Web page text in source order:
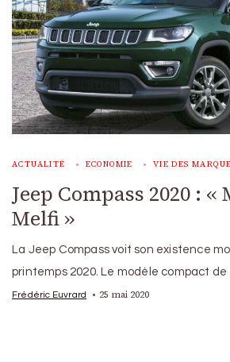
ACTUALITÉ ECONOMIE VIE DES
Jeep Compass 2020 : «
Melfi »
La Jeep Compass voit son existence
printemps 2020. Le modèle compact de
Frédéric Euvrard 25 mai 2020